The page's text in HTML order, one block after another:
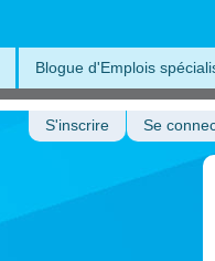
Blogue d'Emplois
S'inscrire Se